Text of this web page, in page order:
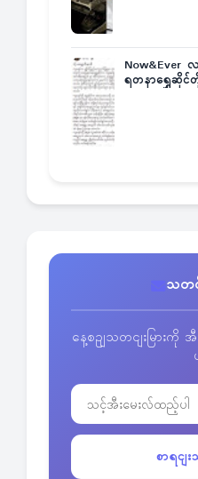
Now&Ever
ရတနာရွှေဆိုင်
သတ
နေ့စဥျသတငျးမြားကို
စာရငျ